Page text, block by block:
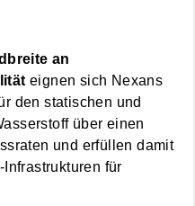
an
eignen sich Nexans
den statischen und
über einen
und erfüllen damit
für